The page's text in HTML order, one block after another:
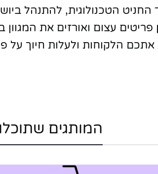
החניט הטכנולוגית, להתנהל
פריטים עצום ואורזים את
הלקוחות ולעלות חיוך על
המותגים